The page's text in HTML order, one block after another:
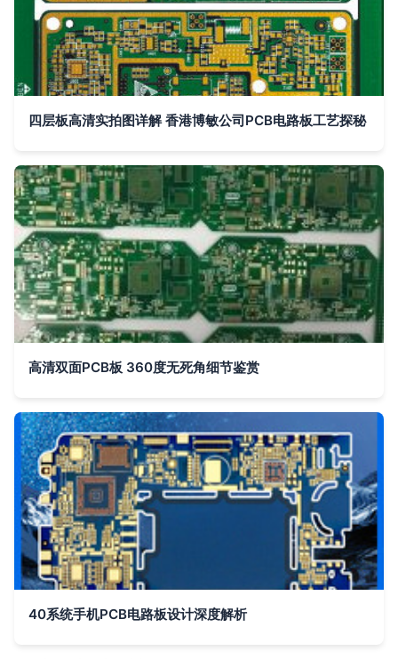
四层板高清实拍图详解 香港博敏公司PCB电路板工艺探秘
高清双面PCB板 360度无死角细节鉴赏
40系统手机PCB电路板设计深度解析